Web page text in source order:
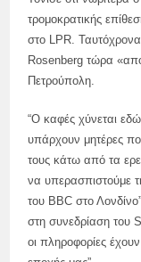
τρομοκρατικής
στο LPR.
Rosenberg τώρα
Πετρούπολη.
“Ο καφές χύνεται
υπάρχουν μητέρες
τους κάτω από τα
να υπερασπιστούμε
του BBC στο
στη συνεδρίαση του
οι πληροφορίες